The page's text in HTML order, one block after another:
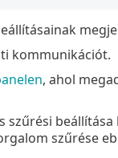
kommunikációt.
, ahol
szűrési
szűrése